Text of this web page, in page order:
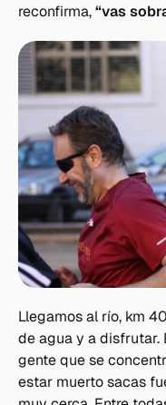
reconfirma,“vas
Llegamos al río, km
de agua y a
gente que se
estar muerto sacas